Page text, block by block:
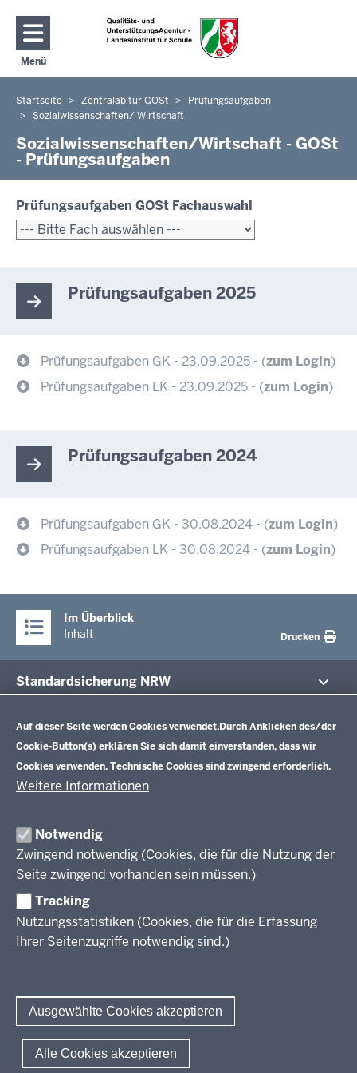
Auf dieser Seite werden Cookies verwendet.Durch Anklicken des/der
Cookie-Button(s) erklären Sie sich damit einverstanden, dass wir
Cookies verwenden. Technische Cookies sind zwingend erforderlich.
Weitere Informationen
Notwendig
Zwingend notwendig (Cookies, die für die Nutzung der
Seite zwingend vorhanden sein müssen.)
Tracking
Nutzungsstatistiken (Cookies, die für die Erfassung
Ihrer Seitenzugriffe notwendig sind.)
Ausgewählte Cookies akzeptieren
Alle Cookies akzeptieren
Direkt zum Inhalt
Menü
Navigation aktivieren/deaktivieren: Hauptmenü
Sie
befinden
sich
hier
Startseite Zentralabitur GOSt
Prüfungsaufgaben
Sozialwissenschaften/ Wirtschaft
Sozialwissenschaften/Wirtschaft - GOSt
- Prüfungsaufgaben
Prüfungsaufgaben GOSt Fachauswahl
Prüfungsaufgaben 2025
Prüfungsaufgaben GK - 23.09.2025 - (zum Login)
Prüfungsaufgaben LK - 23.09.2025 - (zum Login)
Prüfungsaufgaben 2024
Prüfungsaufgaben GK - 30.08.2024 - (zum Login)
Prüfungsaufgaben LK - 30.08.2024 - (zum Login)
Im Überblick
Inhalt
Drucken
Standardsicherung NRW
Zentrale Prüfungen 10
Übersicht
Fächer
Termine
Ergebnisberichte
Weitere Dokumente
Fragen und Antworten
Zentrale Klausuren Einführungsphase
Fächer
Aufgaben der letzten Jahre
Rechtsgrundlagen
Übersicht
Fächer
Prüfungsaufgaben
Rechtsgrundlagen
Termine
Ergebnisberichte
Zentralabitur Berufliches Gymnasium
Übersicht
Bildungsgänge
Fächer
Ergebnisberichte
Fragen und Antworten
Zentralabitur WbK
Übersicht
Rechtsgrundlagen
Termine
Ergebnisberichte
Sprachfeststellungsprüfung
Sprachprüfung im HSU
Kontakt
© 2026 Standardsicherung